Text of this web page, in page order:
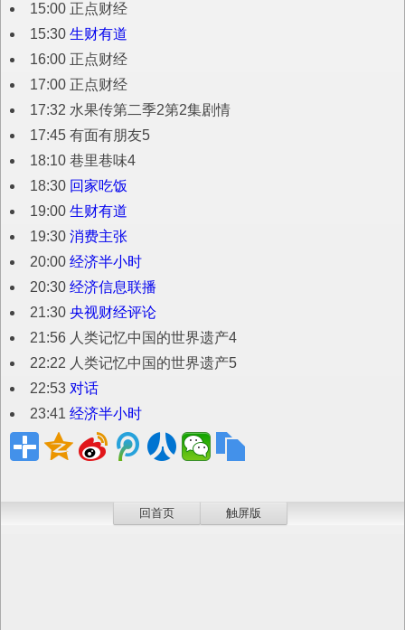
15:00 正点财经
15:30 生财有道
16:00 正点财经
17:00 正点财经
17:32 水果传第二季2第2集剧情
17:45 有面有朋友5
18:10 巷里巷味4
18:30 回家吃饭
19:00 生财有道
19:30 消费主张
20:00 经济半小时
20:30 经济信息联播
21:30 央视财经评论
21:56 人类记忆中国的世界遗产4
22:22 人类记忆中国的世界遗产5
22:53 对话
23:41 经济半小时
回首页 触屏版